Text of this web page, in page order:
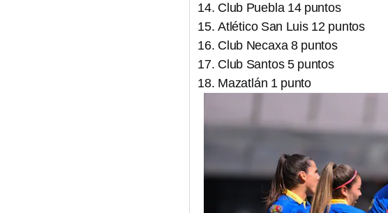
Club Puebla 14 puntos
Atlético San Luis 12 puntos
Club Necaxa 8 puntos
Club Santos 5 puntos
Mazatlán 1 punto